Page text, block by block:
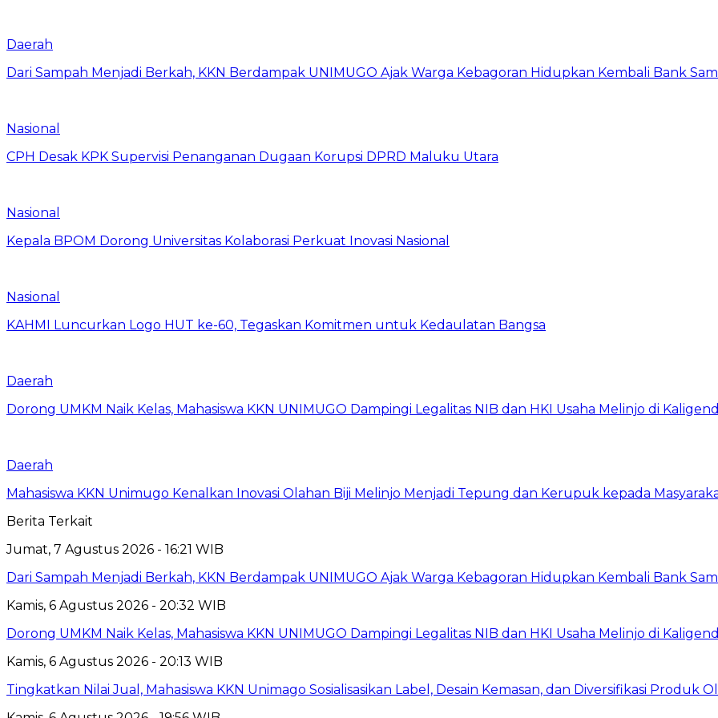
Daerah
Dari Sampah Menjadi Berkah, KKN Berdampak UNIMUGO Ajak Warga Kebagoran Hidupkan Kembali Bank
Nasional
CPH Desak KPK Supervisi Penanganan Dugaan Korupsi DPRD Maluku Utara
Nasional
Kepala BPOM Dorong Universitas Kolaborasi Perkuat Inovasi Nasional
Nasional
KAHMI Luncurkan Logo HUT ke-60, Tegaskan Komitmen untuk Kedaulatan Bangsa
Daerah
Dorong UMKM Naik Kelas, Mahasiswa KKN UNIMUGO Dampingi Legalitas NIB dan HKI Usaha Melinjo di
Daerah
Mahasiswa KKN Unimugo Kenalkan Inovasi Olahan Biji Melinjo Menjadi Tepung dan Kerupuk kepada
Berita Terkait
Jumat, 7 Agustus 2026 - 16:21 WIB
Dari Sampah Menjadi Berkah, KKN Berdampak UNIMUGO Ajak Warga Kebagoran Hidupkan Kembali Bank
Kamis, 6 Agustus 2026 - 20:32 WIB
Dorong UMKM Naik Kelas, Mahasiswa KKN UNIMUGO Dampingi Legalitas NIB dan HKI Usaha Melinjo di
Kamis, 6 Agustus 2026 - 20:13 WIB
Tingkatkan Nilai Jual, Mahasiswa KKN Unimago Sosialisasikan Label, Desain Kemasan, dan Diversifikasi Produk